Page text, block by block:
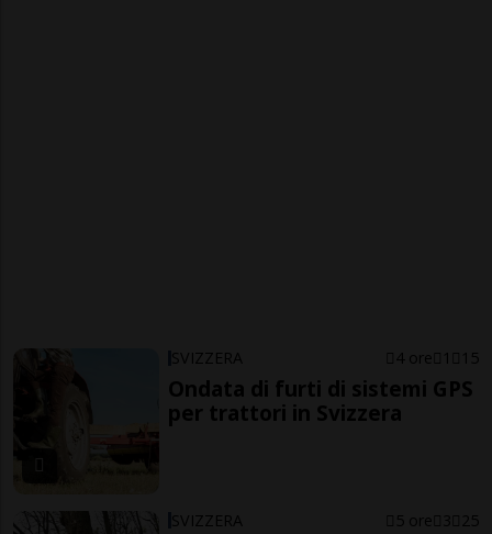
SVIZZERA 4 ore 1 15
Ondata di furti di sistemi GPS
per trattori in Svizzera
SVIZZERA 5 ore 3 25